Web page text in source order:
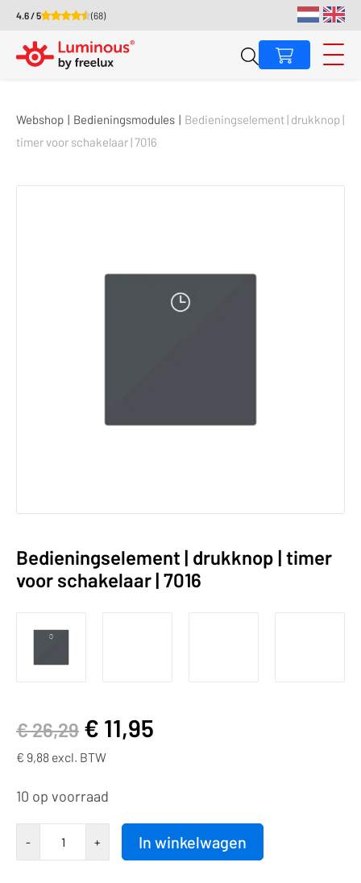
4.6 / 5 (68)
Webshop | Bedieningsmodules | Bedieningselement | drukknop |
timer voor schakelaar | 7016
Bedieningselement | drukknop | timer
voor schakelaar | 7016
€26,29 € 11,95
€ 9,88 excl. BTW
10 op voorraad
- +
Bedieningselement
|
In winkelwagen